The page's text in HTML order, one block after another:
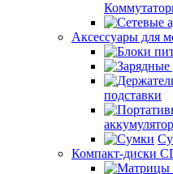
Аксессуары для
подставки
Компакт-диски